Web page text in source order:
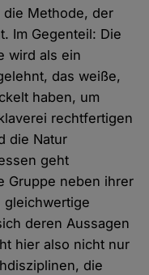
Methode, der
Im Gegenteil: Die
wird als ein
das weiße,
haben, um
rechtfertigen
die Natur
geht
Gruppe neben ihrer
gleichwertige
deren Aussagen
hier also nicht nur
die